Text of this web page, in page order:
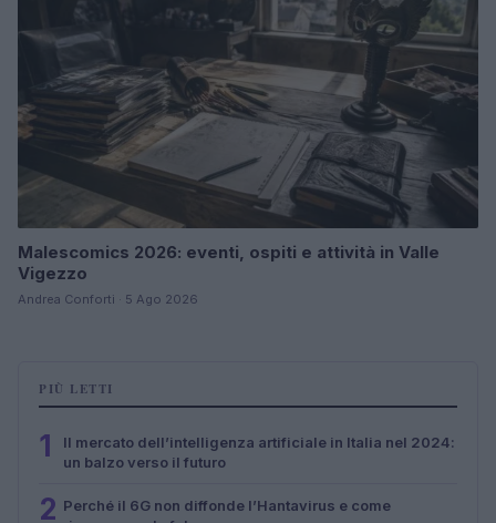
Malescomics 2026: eventi, ospiti e attività in Valle
Vigezzo
Andrea Conforti · 5 Ago 2026
PIÙ LETTI
1
Il mercato dell’intelligenza artificiale in Italia nel 2024:
un balzo verso il futuro
2 Perché il 6G non diffonde l’Hantavirus e come